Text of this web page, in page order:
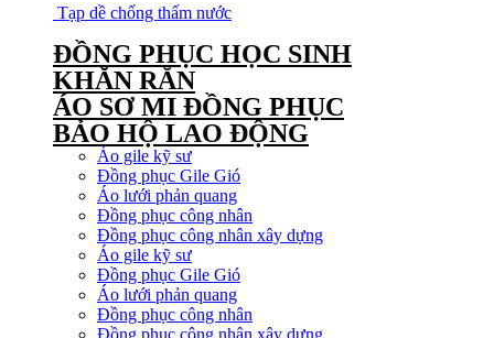
Tạp dề chống thấm nước
ĐỒNG PHỤC HỌC SINH
KHĂN RẰN
ÁO SƠ MI ĐỒNG PHỤC
BẢO HỘ LAO ĐỘNG
Áo gile kỹ sư
Đồng phục Gile Gió
Áo lưới phản quang
Đồng phục công nhân
Đồng phục công nhân xây dựng
Áo gile kỹ sư
Đồng phục Gile Gió
Áo lưới phản quang
Đồng phục công nhân
Đồng phục công nhân xây dựng